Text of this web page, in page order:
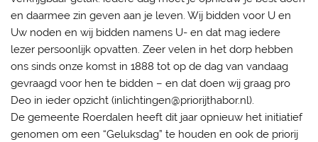
en daarmee zin geven aan je leven. Wij bidden voor U en
Uw noden en wij bidden namens U- en dat mag iedere
lezer persoonlijk opvatten. Zeer velen in het dorp hebben
ons sinds onze komst in 1888 tot op de dag van vandaag
gevraagd voor hen te bidden – en dat doen wij graag pro
Deo in ieder opzicht (inlichtingen@priorijthabor.nl).
De gemeente Roerdalen heeft dit jaar opnieuw het initiatief
genomen om een “Geluksdag” te houden en ook de priorij